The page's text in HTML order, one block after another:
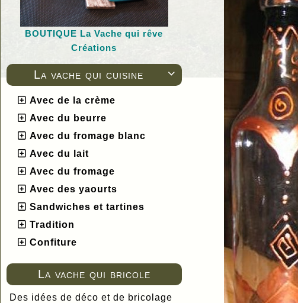
BOUTIQUE La Vache qui rêve
Créations

La vache qui cuisine
Avec de la crème
Avec du beurre
Avec du fromage blanc
Avec du lait
Avec du fromage
Avec des yaourts
Sandwiches et tartines
Tradition
Confiture
La vache qui bricole
Des idées de déco et de bricolage